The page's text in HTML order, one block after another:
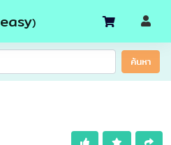
easy)
ค้นหา